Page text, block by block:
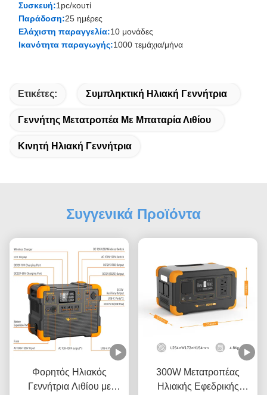
Συσκευή:1pc/κουτί
Παράδοση:25 ημέρες
Ελάχιστη παραγγελία:10 μονάδες
Ικανότητα παραγωγής:1000 τεμάχια/μήνα
Ετικέτες: Συμπληκτική Ηλιακή Γεννήτρια
Γεννήτης Μετατροπέα Με Μπαταρία Λιθίου
Κινητή Ηλιακή Γεννήτρια
Συγγενικά Προϊόντα
Φορητός Ηλιακός
Γεννήτρια Λιθίου με
300W Μετατροπέας
Ηλιακής Εφεδρικής